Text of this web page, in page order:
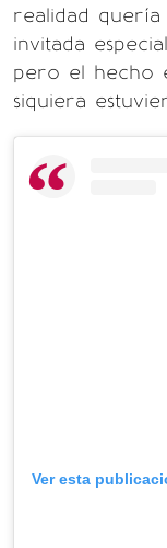
realidad quería
invitada
pero el hecho
siquiera
Ver esta